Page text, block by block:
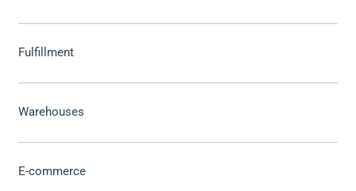
Fulfillment
Warehouses
E-commerce